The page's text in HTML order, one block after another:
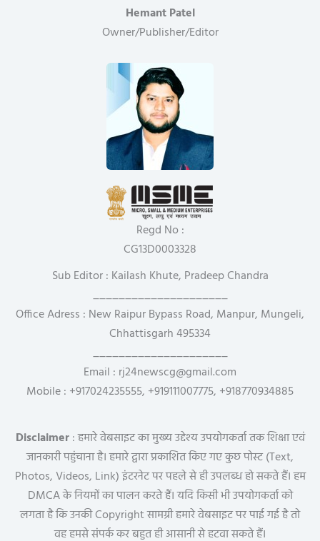
Hemant Patel
Owner/Publisher/Editor
Regd No :
CG13D0003328
Sub Editor : Kailash Khute, Pradeep Chandra
_____________________
Office Adress : New Raipur Bypass Road, Manpur, Mungeli,
Chhattisgarh 495334
_____________________
Email : rj24newscg@gmail.com
Mobile : +917024235555, +919111007775, +918770934885
Disclaimer: हमारे वेबसाइट का मुख्य उद्देश्य उपयोगकर्ता तक शिक्षा एवं
जानकारी पहुंचाना है। हमारे द्वारा प्रकाशित किए गए कुछ पोस्ट (Text,
Photos, Videos, Link) इंटरनेट पर पहले से ही उपलब्ध हो सकते हैं। हम
DMCA के नियमों का पालन करते हैं। यदि किसी भी उपयोगकर्ता को
लगता है कि उनकी Copyright सामग्री हमारे वेबसाइट पर पाई गई है तो
वह हमसे संपर्क कर बहुत ही आसानी से हटवा सकते हैं।